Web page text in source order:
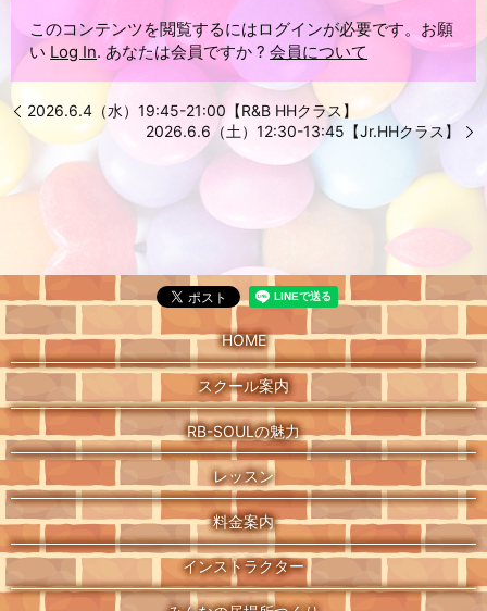
このコンテンツを閲覧するにはログインが必要です。お願
い Log In. あなたは会員ですか ?会員について
2026.6.4（水）19:45-21:00【R&B HHクラス】
2026.6.6（土）12:30-13:45【Jr.HHクラス】
HOME
スクール案内
RB-SOULの魅力
レッスン
料金案内
インストラクター